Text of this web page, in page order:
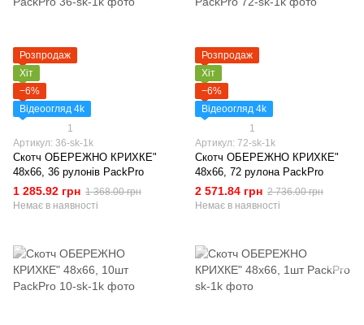
Розпродаж
Хіт
−6%
Відеоогляд 4k
1
Артикул: 36-sk-1k
Скотч ОБЕРЕЖНО КРИХКЕ"
48х66, 36 рулонів PackPro
1 285.92 грн 1 368.00 грн
Немає в наявності
Розпродаж
Хіт
−6%
Відеоогляд 4k
1
Артикул: 72-sk-1k
Скотч ОБЕРЕЖНО КРИХКЕ"
48х66, 72 рулона PackPro
2 571.84 грн 2 736.00 грн
Немає в наявності